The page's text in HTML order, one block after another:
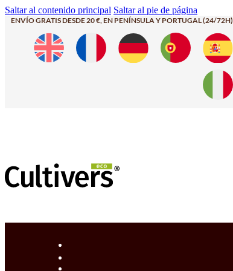
Saltar al contenido principal Saltar al pie de página
ENVÍO GRATIS DESDE 20 €, EN PENÍNSULA Y PORTUGAL (24/72H)